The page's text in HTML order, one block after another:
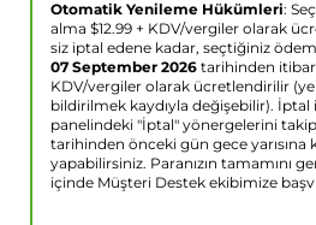
Otomatik Yenileme Hükümleri:
alma $12.99 + KDV/vergiler olarak
siz iptal edene kadar, seçtiğiniz
07 September 2026 tarihinden
KDV/vergiler olarak ücretlendirilir
bildirilmek kaydıyla değişebilir). İptal
panelindeki "İptal" yönergelerini
tarihinden önceki gün gece yarısına
yapabilirsiniz. Paranızın tamamını
içinde Müşteri Destek ekibimize